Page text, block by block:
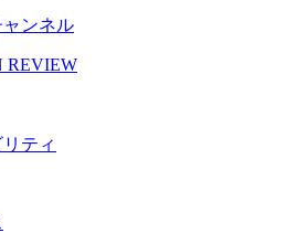
ャンネル
REVIEW
ティ